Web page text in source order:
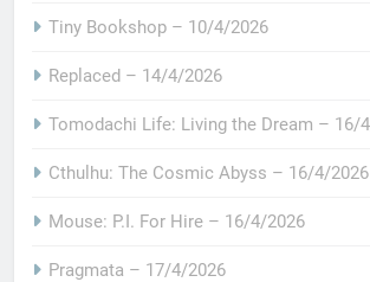
Tiny Bookshop – 10/4/2026
Replaced – 14/4/2026
Tomodachi Life: Living the Dream – 16/
Cthulhu: The Cosmic Abyss – 16/4/2026
Mouse: P.I. For Hire – 16/4/2026
Pragmata – 17/4/2026